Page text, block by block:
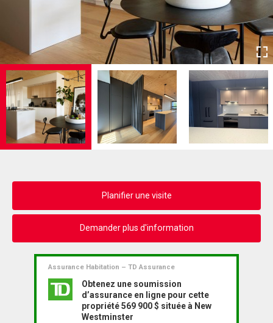
Planifier une visite
Demander plus d'information
Assurance Habitation – TD Assurance
Obtenez une soumission
d’assurance en ligne pour cette
propriété 569 900 $ située à New
Westminster